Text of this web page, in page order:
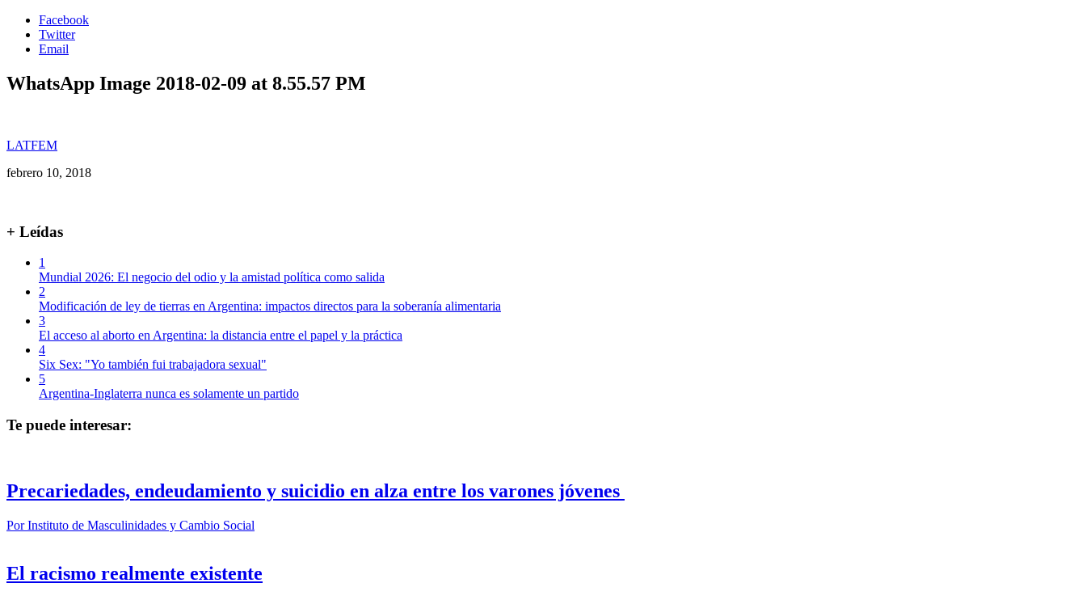
Facebook
Twitter
Email
WhatsApp Image 2018-02-09 at 8.55.57 PM
LATFEM
febrero 10, 2018
+ Leídas
1
Mundial 2026: El negocio del odio y la amistad política como salida
2
Modificación de ley de tierras en Argentina: impactos directos para la soberanía alimentaria
3
El acceso al aborto en Argentina: la distancia entre el papel y la práctica
4
Six Sex: "Yo también fui trabajadora sexual"
5
Argentina-Inglaterra nunca es solamente un partido
Te puede interesar:
Precariedades, endeudamiento y suicidio en alza entre los varones jóvenes
PorInstituto de Masculinidades y Cambio Social
El racismo realmente existente